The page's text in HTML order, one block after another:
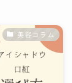
美容コラム